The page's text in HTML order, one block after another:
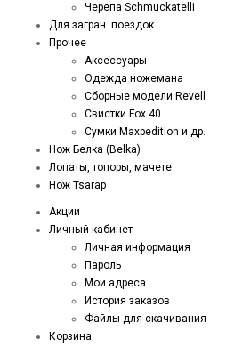
Черепа Schmuckatelli
Для загран. поездок
Прочее
Аксессуары
Одежда ножемана
Сборные модели Revell
Свистки Fox 40
Сумки Maxpedition и др.
Нож Белка (Belka)
Лопаты, топоры, мачете
Нож Tsarap
Акции
Личный кабинет
Личная информация
Пароль
Мои адреса
История заказов
Файлы для скачивания
Корзина